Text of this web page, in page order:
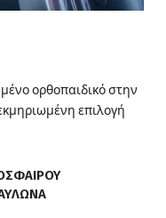
ορθοπαιδικό στην
επιλογή